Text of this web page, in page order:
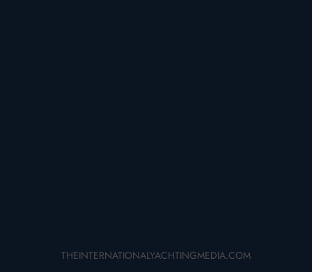
THEINTERNATIONALYACHTINGMEDIA.COM